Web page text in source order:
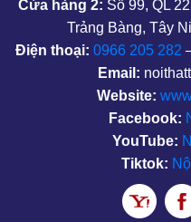
Cửa hàng 2: Số 99, QL
Trảng Bàng, Tây
Điện thoại: 0966 205 282
Email:
Website:
Facebook:
YouTube:
Tiktok: